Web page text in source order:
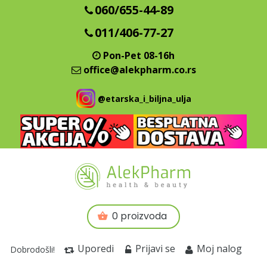
060/655-44-89
011/406-77-27
Pon-Pet 08-16h
office@alekpharm.co.rs
@etarska_i_biljna_ulja
0 proizvoda
Dobrodošli! Uporedi Prijavi se Moj nalog